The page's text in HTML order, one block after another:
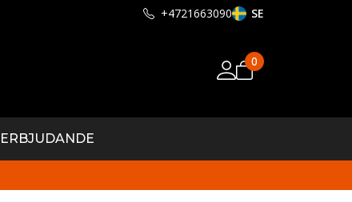
+4721663090 SE
0
ERBJUDANDE